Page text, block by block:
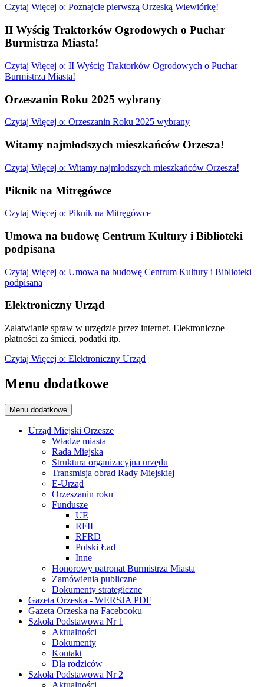
Czytaj Więcej o: Poznajcie pierwszą Orzeską Wiewiórkę!
II Wyścig Traktorków Ogrodowych o Puchar
Burmistrza Miasta!
Czytaj Więcej o: II Wyścig Traktorków Ogrodowych o Puchar
Burmistrza Miasta!
Orzeszanin Roku 2025 wybrany
Czytaj Więcej o: Orzeszanin Roku 2025 wybrany
Witamy najmłodszych mieszkańców Orzesza!
Czytaj Więcej o: Witamy najmłodszych mieszkańców Orzesza!
Piknik na Mitręgówce
Czytaj Więcej o: Piknik na Mitręgówce
Umowa na budowę Centrum Kultury i Biblioteki
podpisana
Czytaj Więcej o: Umowa na budowę Centrum Kultury i Biblioteki
podpisana
Elektroniczny Urząd
Załatwianie spraw w urzędzie przez internet. Elektroniczne
płatności za śmieci, podatki itp.
Czytaj Więcej o: Elektroniczny Urząd
Menu dodatkowe
Menu dodatkowe
Urząd Miejski Orzesze
Władze miasta
Rada Miejska
Struktura organizacyjna urzędu
Transmisja obrad Rady Miejskiej
E-Urząd
Orzeszanin roku
Fundusze
UE
RFIL
RFRD
Polski Ład
Inne
Honorowy patronat Burmistrza Miasta
Zamówienia publiczne
Dokumenty strategiczne
Gazeta Orzeska - WERSJA PDF
Gazeta Orzeska na Facebooku
Szkoła Podstawowa Nr 1
Aktualności
Dokumenty
Kontakt
Dla rodziców
Szkoła Podstawowa Nr 2
Aktualności